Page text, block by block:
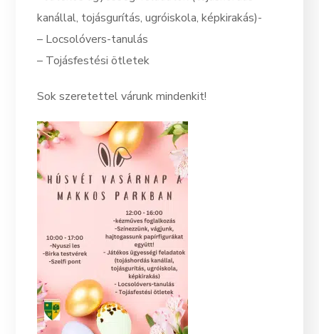
kanállal, tojásgurítás, ugróiskola, képkirakás)-
– Locsolóvers-tanulás
– Tojásfestési ötletek
Sok szeretettel várunk mindenkit!